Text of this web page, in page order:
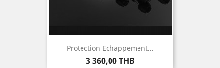
Protection Echappement...
Prix
3 360,00 THB